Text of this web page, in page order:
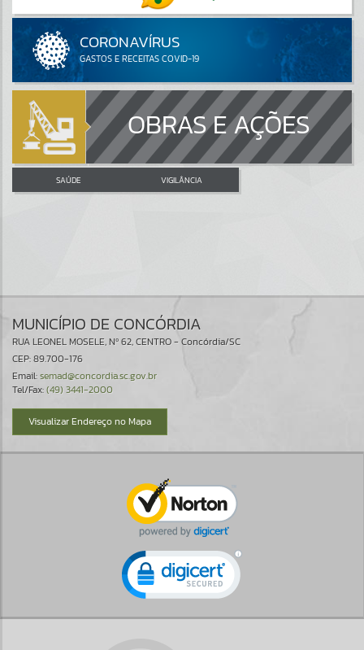
OBRAS E AÇÕES
SAÚDE VIGILÂNCIA
MUNICÍPIO DE CONCÓRDIA
RUA LEONEL MOSELE, Nº 62, CENTRO - Concórdia/SC
CEP: 89.700-176
Email:semad@concordia.sc.gov.br
Tel/Fax:(49) 3441-2000
Visualizar Endereço no Mapa